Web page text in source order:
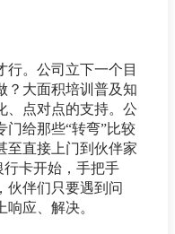
行。公司立下一个目
？大面积培训普及知
、点对点的支持。公
门给那些“转弯”比较
至直接上门到伙伴家
卡开始，手把手
伙伴们只要遇到问
应、解决。